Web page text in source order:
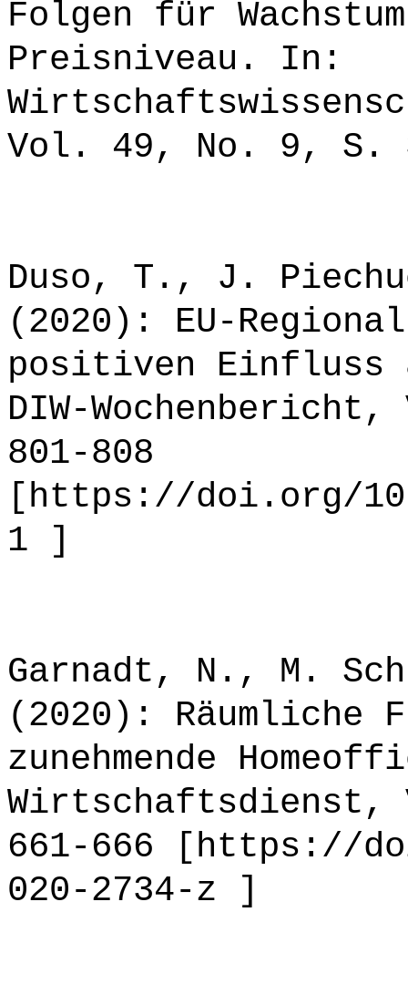
Folgen für
Preisniveau. In:
Vol. 49, No. 9, S.
Duso, T., J.
(2020): EU-
positiven
DIW-
801-808
[https://doi.org/
1 ]
Garnadt, N., M.
(2020):
zunehmende
661-666 [https://
020-2734-z ]